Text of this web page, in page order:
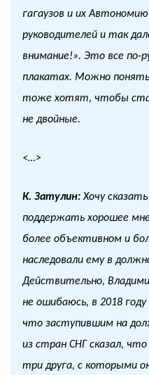
гагаузов и их
руководителей и так
внимание!». Это все по-
плакатах. Можно
тоже хотят, чтобы
не двойные.
<…>
К. Затулин:Хочу
поддержать хорошее
более объективном и
наследовали ему в
Действительно,
не ошибаюсь, в 2018
что заступившим на
из стран СНГ сказал,
три друга, с которыми